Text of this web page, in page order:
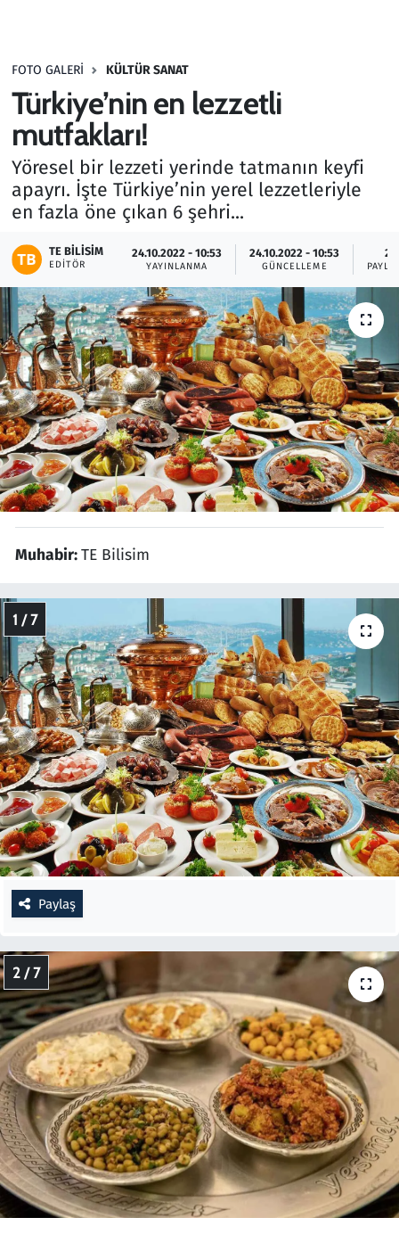
FOTO GALERI KÜLTÜR SANAT
Türkiye’nin en lezzetli
mutfakları!
Yöresel bir lezzeti yerinde tatmanın keyfi
apayrı. İşte Türkiye’nin yerel lezzetleriyle
en fazla öne çıkan 6 şehri...
TE BILISIM
EDITÖR
24.10.2022 - 10:53
YAYINLANMA
24.10.2022 - 10:53
GÜNCELLEME
29
Muhabir:TE Bilisim
1 / 7
Paylaş
2 / 7
Haber
Kültür Sanat
Kurumsal Haberler
Lezzet Durağı
Memur ve Kamu
Otomobil
Oyun
Ramazan
Resmi İlanlar
Rüya Tabirleri
Sağlık
Seçim 2023
Spor
Teknoloji ve Bilim
Televizyon